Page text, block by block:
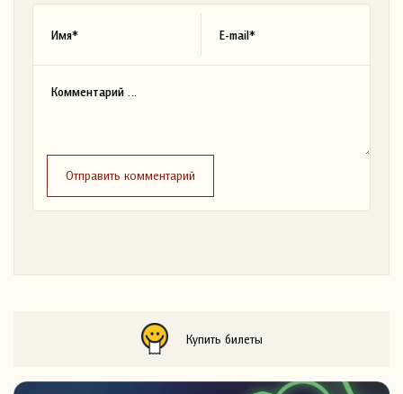
Отправить комментарий
Купить билеты